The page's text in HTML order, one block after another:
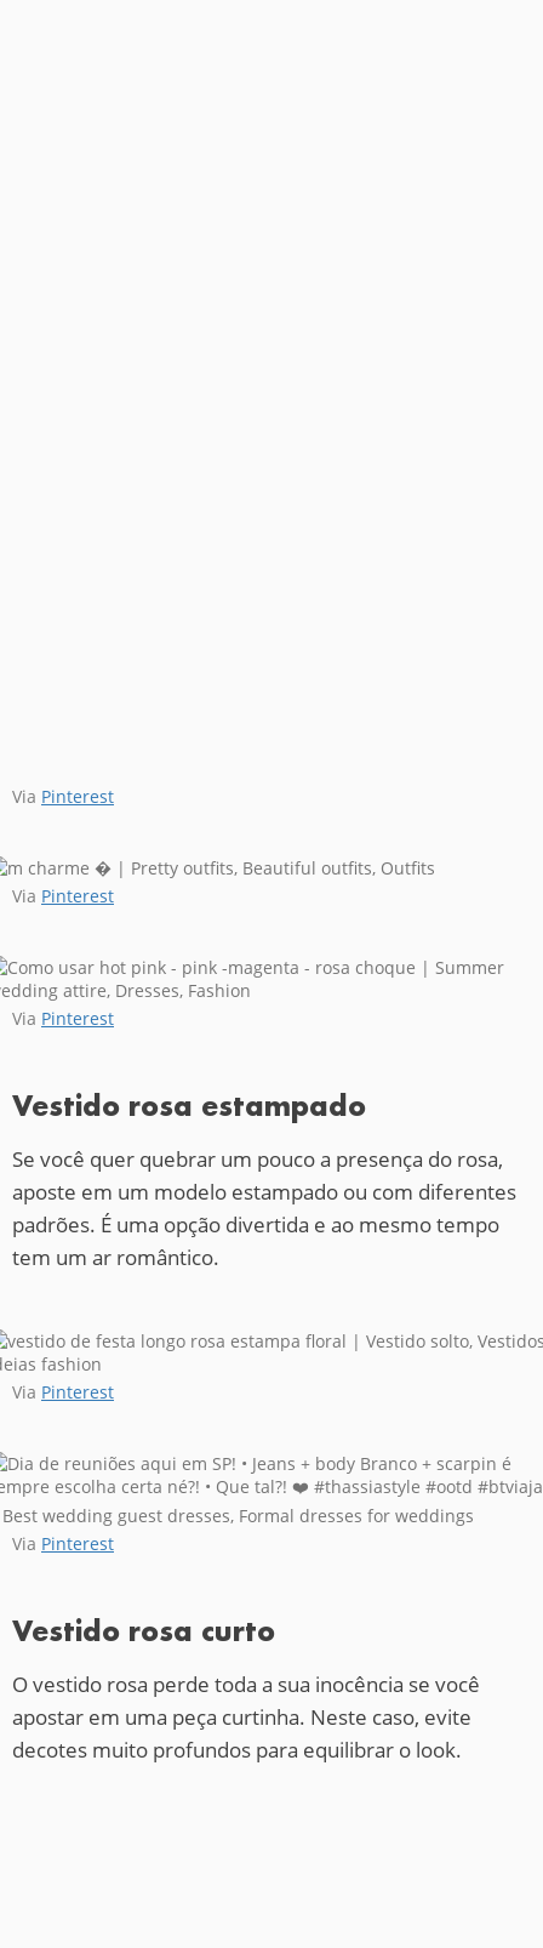
Via Pinterest
Via Pinterest
Via Pinterest
Vestido rosa estampado
Se você quer quebrar um pouco a presença do rosa,
aposte em um modelo estampado ou com diferentes
padrões. É uma opção divertida e ao mesmo tempo
tem um ar romântico.
Via Pinterest
Via Pinterest
Vestido rosa curto
O vestido rosa perde toda a sua inocência se você
apostar em uma peça curtinha. Neste caso, evite
decotes muito profundos para equilibrar o look.